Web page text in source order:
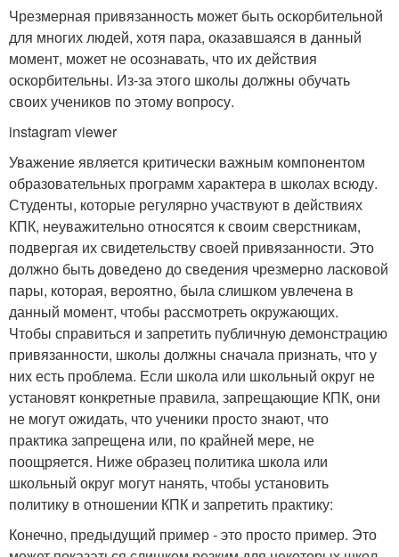
Чрезмерная привязанность может быть оскорбительной
для многих людей, хотя пара, оказавшаяся в данный
момент, может не осознавать, что их действия
оскорбительны. Из-за этого школы должны обучать
своих учеников по этому вопросу.
instagram viewer
Уважение является критически важным компонентом
образовательных программ характера в школах всюду.
Студенты, которые регулярно участвуют в действиях
КПК, неуважительно относятся к своим сверстникам,
подвергая их свидетельству своей привязанности. Это
должно быть доведено до сведения чрезмерно ласковой
пары, которая, вероятно, была слишком увлечена в
данный момент, чтобы рассмотреть окружающих.
Чтобы справиться и запретить публичную демонстрацию
привязанности, школы должны сначала признать, что у
них есть проблема. Если школа или школьный округ не
установят конкретные правила, запрещающие КПК, они
не могут ожидать, что ученики просто знают, что
практика запрещена или, по крайней мере, не
поощряется. Ниже образец политика школа или
школьный округ могут нанять, чтобы установить
политику в отношении КПК и запретить практику:
Конечно, предыдущий пример - это просто пример. Это